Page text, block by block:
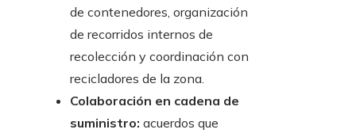
de contenedores, organización
de recorridos internos de
recolección y coordinación con
recicladores de la zona.
Colaboración en cadena de
suministro: acuerdos que